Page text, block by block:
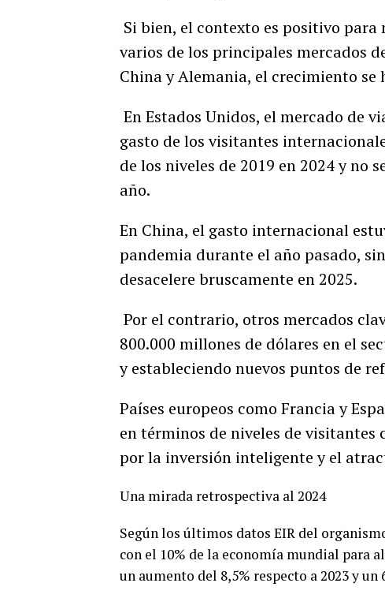
Si bien, el contexto es positivo
varios de los principales mercados
China y Alemania, el crecimiento se
En Estados Unidos, el mercado de
gasto de los visitantes
de los niveles de 2019 en 2024 y no
año.
En China, el gasto internacional
pandemia durante el año pasado,
desacelere bruscamente en 2025.
Por el contrario, otros mercados
800.000 millones de dólares en el
y estableciendo nuevos puntos de
Países europeos como Francia y
en términos de niveles de
por la inversión inteligente y el
Una mirada retrospectiva al 2024
Según los últimos datos EIR del
con el 10% de la economía mundial para
un aumento del 8,5% respecto a 2023 y